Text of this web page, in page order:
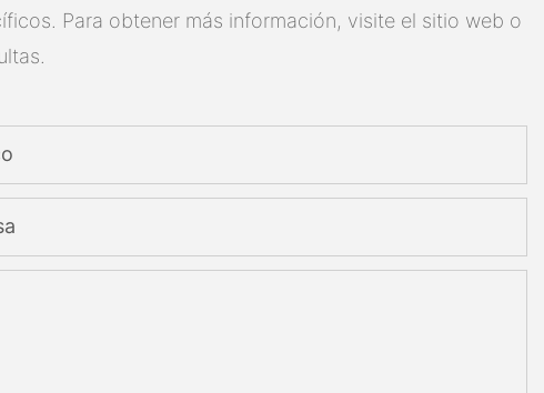
Para obtener más información, visite el sitio web o